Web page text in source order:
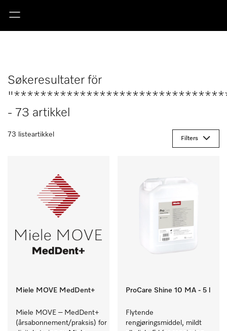
Søkeresultater för
- 73 artikkel
73 listeartikkel
Filters
Miele MOVE MedDent+
Miele MOVE – MedDent+
(årsabonnement/praksis) for
ProCare Shine 10 MA - 5 l
Flytende
rengjøringsmiddel, mildt